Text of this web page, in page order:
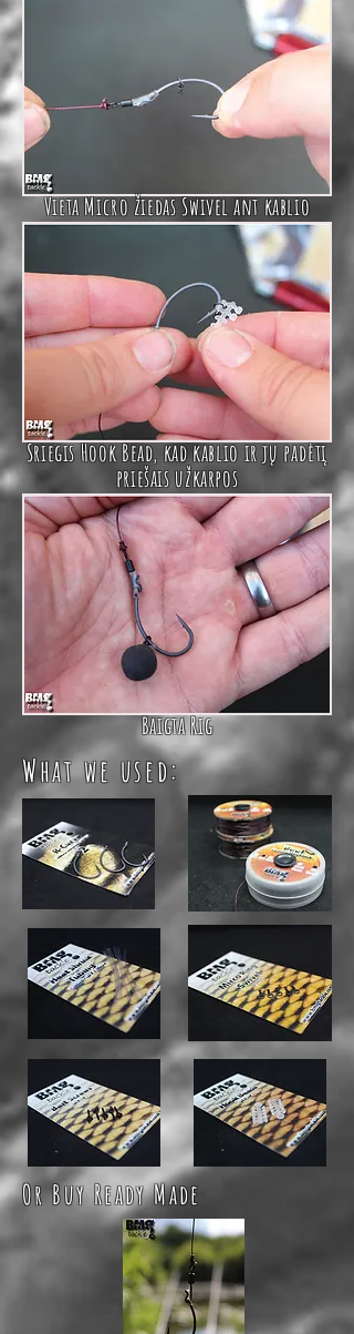
VietaMicrožiedas Swivelant kablio
SriegisHook Bead, kad kablio irjųpadėtį
priešais užkarpos
Baigta Rig
What we used:
Or Buy Ready Made